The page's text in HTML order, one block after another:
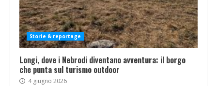
Storie & reportage
Longi, dove i Nebrodi diventano avventura: il borgo
che punta sul turismo outdoor
4 giugno 2026